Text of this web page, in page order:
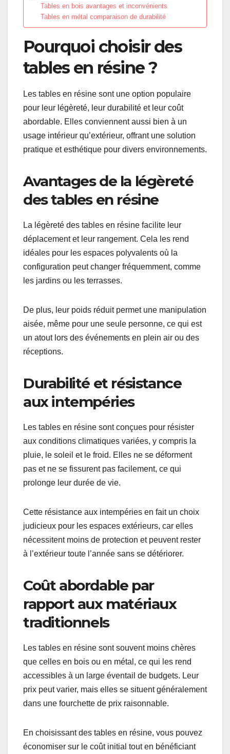
Tables en bois avantages et inconvénients
Tables en métal comparaison de durabilité
Pourquoi choisir des
tables en résine ?
Les tables en résine sont une option populaire
pour leur légèreté, leur durabilité et leur coût
abordable. Elles conviennent aussi bien à un
usage intérieur qu’extérieur, offrant une solution
pratique et esthétique pour divers environnements.
Avantages de la légèreté
des tables en résine
La légèreté des tables en résine facilite leur
déplacement et leur rangement. Cela les rend
idéales pour les espaces polyvalents où la
configuration peut changer fréquemment, comme
les jardins ou les terrasses.
De plus, leur poids réduit permet une manipulation
aisée, même pour une seule personne, ce qui est
un atout lors des événements en plein air ou des
réceptions.
Durabilité et résistance
aux intempéries
Les tables en résine sont conçues pour résister
aux conditions climatiques variées, y compris la
pluie, le soleil et le froid. Elles ne se déforment
pas et ne se fissurent pas facilement, ce qui
prolonge leur durée de vie.
Cette résistance aux intempéries en fait un choix
judicieux pour les espaces extérieurs, car elles
nécessitent moins de protection et peuvent rester
à l’extérieur toute l’année sans se détériorer.
Coût abordable par
rapport aux matériaux
traditionnels
Les tables en résine sont souvent moins chères
que celles en bois ou en métal, ce qui les rend
accessibles à un large éventail de budgets. Leur
prix peut varier, mais elles se situent généralement
dans une fourchette de prix raisonnable.
En choisissant des tables en résine, vous pouvez
économiser sur le coût initial tout en bénéficiant